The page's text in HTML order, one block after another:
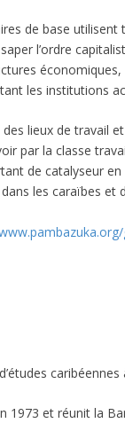
de base
l’ordre
les institutions
lieux de travail
par la classe
de catalyseur
les caraïbes et
caribéennes
1973 et réunit la